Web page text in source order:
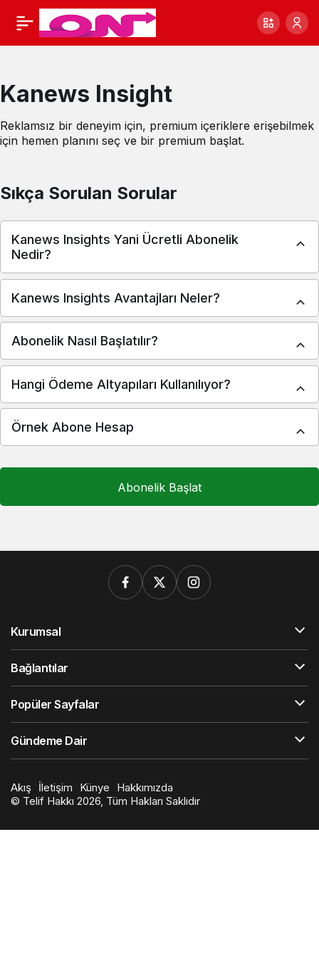
Kanews Insight
Reklamsız bir deneyim için, premium içeriklere erişebilmek
için hemen planını seç ve bir premium başlat.
Sıkça Sorulan Sorular
Kanews Insights Yani Ücretli Abonelik
Nedir?
Kanews Insights Avantajları Neler?
Abonelik Nasıl Başlatılır?
Hangi Ödeme Altyapıları Kullanılıyor?
Örnek Abone Hesap
Abonelik Başlat
Kurumsal
Bağlantılar
Popüler Sayfalar
Gündeme Dair
Akış İletişim Künye
Hakkımızda
© Telif Hakkı 2026, Tüm Hakları Saklıdır